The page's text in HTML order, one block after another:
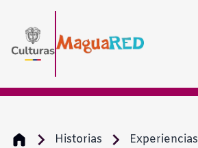
Historias Experiencias